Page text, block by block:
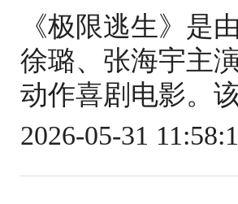
《极限逃生》是
徐璐、张海宇主
动作喜剧电影。
2026-05-31